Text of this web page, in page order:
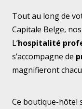
Tout au long de
Capitale Belge,
L’hospitalité
s’accompagne de
magnifieront
Ce boutique-hôtel